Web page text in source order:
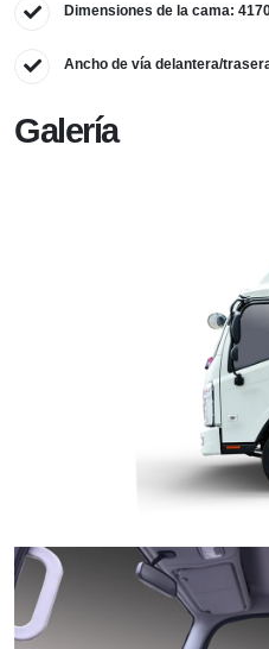
Dimensiones de la cama:
Ancho de vía delantera/
Galería